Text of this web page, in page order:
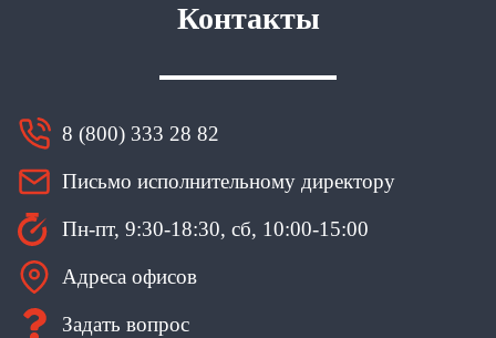
Контакты
8 (800) 333 28 82
Письмо исполнительному директору
Пн-пт, 9:30-18:30, сб, 10:00-15:00
Адреса офисов
Задать вопрос